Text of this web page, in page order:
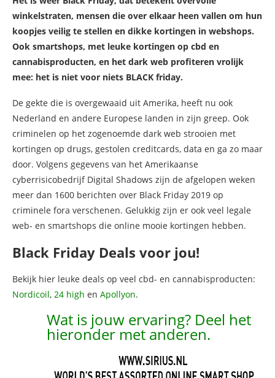
winkelstraten, mensen die over elkaar heen vallen om hun
koopjes veilig te stellen en dikke kortingen in webshops.
Ook smartshops, met leuke kortingen op cbd en
cannabisproducten, en het dark web profiteren vrolijk
mee: het is niet voor niets BLACK friday.
De gekte die is overgewaaid uit Amerika, heeft nu ook
Nederland en andere Europese landen in zijn greep. Ook
criminelen op het zogenoemde dark web strooien met
kortingen op drugs, gestolen creditcards, data en ga zo maar
door. Volgens gegevens van het Amerikaanse
cyberrisicobedrijf Digital Shadows zijn de afgelopen weken
meer dan 1600 berichten over Black Friday 2019 op
criminele fora verschenen. Gelukkig zijn er ook veel legale
web- en smartshops die online mooie kortingen hebben.
Black Friday Deals voor jou!
Bekijk hier leuke deals op veel cbd- en cannabisproducten:
Nordicoil, 24 high en Apollyon.
Wat is jouw ervaring? Deel het
hieronder met anderen.